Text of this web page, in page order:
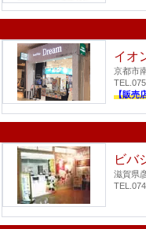
イオ
京都市
【販売
ビバ
滋賀県